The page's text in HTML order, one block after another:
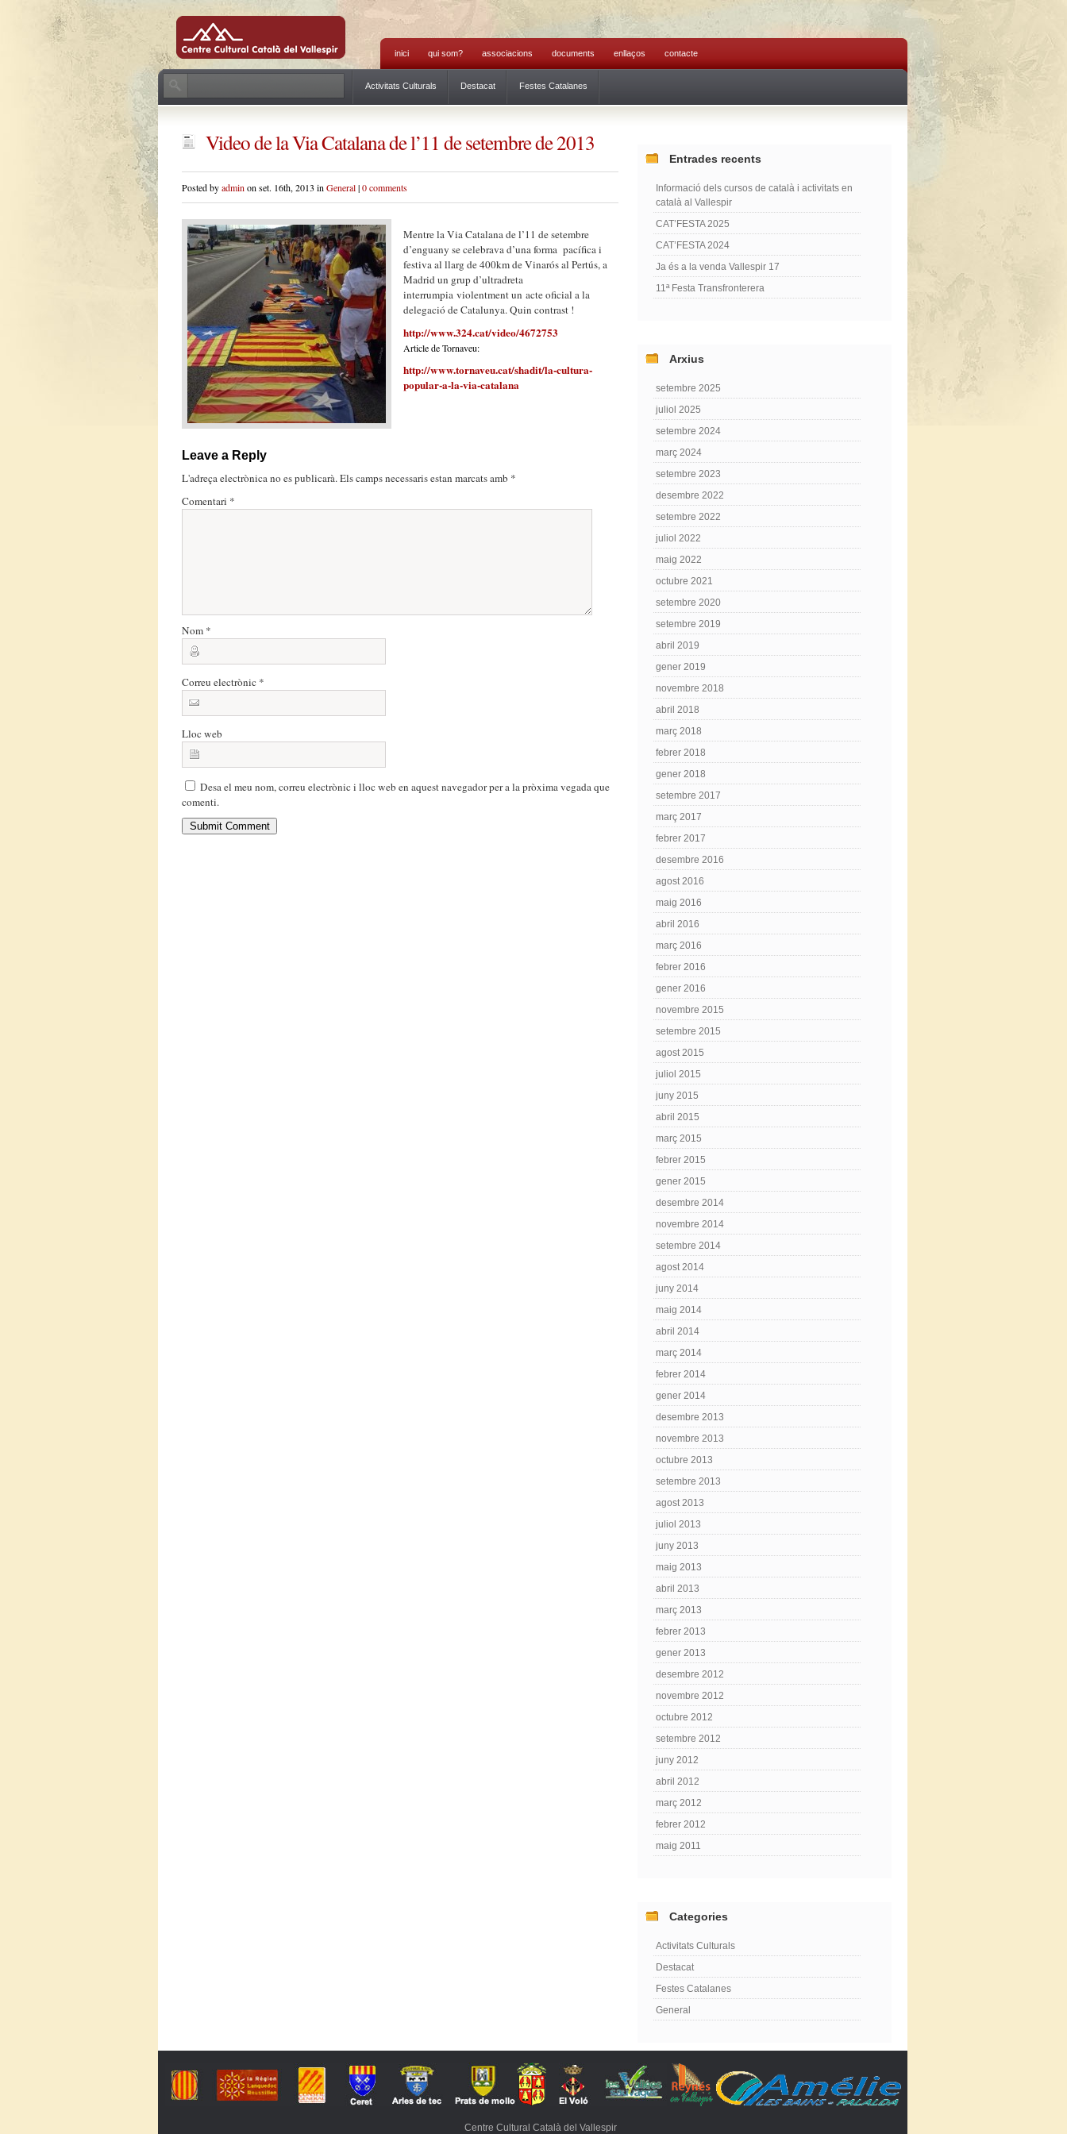
inici qui som? associacions documents enllaços contacte
Activitats Culturals Destacat Festes Catalanes
Video de la Via Catalana de l’11 de setembre de 2013
Posted byadmin on set. 16th, 2013 in General|0 comments
Mentre la Via Catalana de l’11 de setembre
d’enguany se celebrava d’una forma pacífica i
festiva al llarg de 400km de Vinarós al Pertús, a
Madrid un grup d’ultradreta
interrumpia violentment un acte oficial a la
delegació de Catalunya. Quin contrast !
http://www.324.cat/video/4672753
Article de Tornaveu:
http://www.tornaveu.cat/shadit/la-cultura-
popular-a-la-via-catalana
Leave a Reply
L'adreça electrònica no es publicarà.Els camps necessaris estan marcats amb *
Comentari *
Nom *
Correu electrònic *
Lloc web
Desa el meu nom, correu electrònic i lloc web en aquest navegador per a la pròxima vegada que
comenti.
Entrades recents
Informació dels cursos de català i activitats en
català al Vallespir
CAT’FESTA 2025
CAT’FESTA 2024
Ja és a la venda Vallespir 17
11ª Festa Transfronterera
Arxius
setembre 2025
juliol 2025
setembre 2024
març 2024
setembre 2023
desembre 2022
setembre 2022
juliol 2022
maig 2022
octubre 2021
setembre 2020
setembre 2019
abril 2019
gener 2019
novembre 2018
abril 2018
març 2018
febrer 2018
gener 2018
setembre 2017
març 2017
febrer 2017
desembre 2016
agost 2016
maig 2016
abril 2016
març 2016
febrer 2016
gener 2016
novembre 2015
setembre 2015
agost 2015
juliol 2015
juny 2015
abril 2015
març 2015
febrer 2015
gener 2015
desembre 2014
novembre 2014
setembre 2014
agost 2014
juny 2014
maig 2014
abril 2014
març 2014
febrer 2014
gener 2014
desembre 2013
novembre 2013
octubre 2013
setembre 2013
agost 2013
juliol 2013
juny 2013
maig 2013
abril 2013
març 2013
febrer 2013
gener 2013
desembre 2012
novembre 2012
octubre 2012
setembre 2012
juny 2012
abril 2012
març 2012
febrer 2012
maig 2011
Categories
Activitats Culturals
Destacat
Festes Catalanes
General
Centre Cultural Català del Vallespir